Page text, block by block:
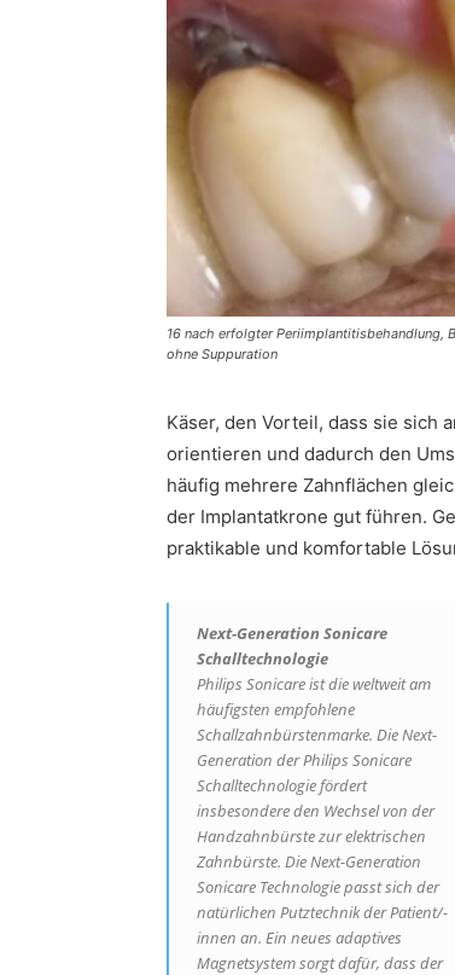
16 nach erfolgter Periimplantitisbehandlung,
ohne Suppuration
Käser, den Vorteil, dass sie sich
orientieren und dadurch den
häufig mehrere Zahnflächen
der Implantatkrone gut führen.
praktikable und komfortable
Next-Generation Sonicare
Schalltechnologie
Philips Sonicare ist die weltweit am
häufigsten empfohlene
Schallzahnbürstenmarke. Die Next-
Generation der Philips Sonicare
Schalltechnologie fördert
insbesondere den Wechsel von der
Handzahnbürste zur elektrischen
Zahnbürste. Die Next-Generation
Sonicare Technologie passt sich der
natürlichen Putztechnik der Patient/-
innen an. Ein neues adaptives
Magnetsystem sorgt dafür, dass der